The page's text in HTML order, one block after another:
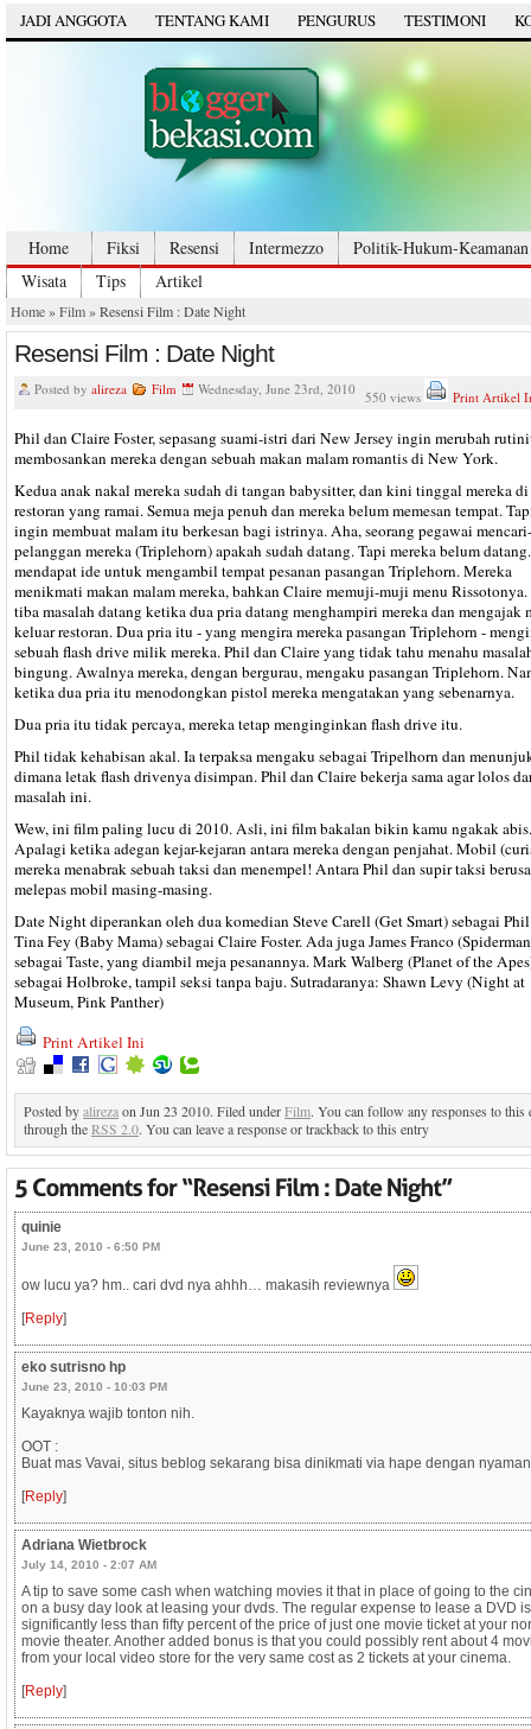
JADI ANGGOTA TENTANG KAMI PENGURUS TESTIMONI
Home Fiksi Resensi Intermezzo
Politik-Hukum-Keamanan
Wisata
Tips Artikel
Home»Film» Resensi Film : Date Night
Resensi Film : Date Night
Posted by alireza Film Wednesday, June 23rd, 2010 550 views Print Artikel
Phil dan Claire Foster, sepasang suami-istri dari New Jersey ingin merubah
membosankan mereka dengan sebuah makan malam romantis di New York.
Kedua anak nakal mereka sudah di tangan babysitter, dan kini tinggal mereka di
restoran yang ramai. Semua meja penuh dan mereka belum memesan tempat.
ingin membuat malam itu berkesan bagi istrinya. Aha, seorang pegawai
pelanggan mereka (Triplehorn) apakah sudah datang. Tapi mereka belum
mendapat ide untuk mengambil tempat pesanan pasangan Triplehorn. Mereka
menikmati makan malam mereka, bahkan Claire memuji-muji menu
tiba masalah datang ketika dua pria datang menghampiri mereka dan mengajak
keluar restoran. Dua pria itu - yang mengira mereka pasangan Triplehorn -
sebuah flash drive milik mereka. Phil dan Claire yang tidak tahu menahu
bingung. Awalnya mereka, dengan bergurau, mengaku pasangan Triplehorn.
ketika dua pria itu menodongkan pistol mereka mengatakan yang sebenarnya.
Dua pria itu tidak percaya, mereka tetap menginginkan flash drive itu.
Phil tidak kehabisan akal. Ia terpaksa mengaku sebagai Tripelhorn dan
dimana letak flash drivenya disimpan. Phil dan Claire bekerja sama agar lolos
masalah ini.
Wew, ini film paling lucu di 2010. Asli, ini film bakalan bikin kamu ngakak abis.
Apalagi ketika adegan kejar-kejaran antara mereka dengan penjahat. Mobil
mereka menabrak sebuah taksi dan menempel! Antara Phil dan supir taksi
melepas mobil masing-masing.
Date Night diperankan oleh dua komedian Steve Carell (Get Smart) sebagai Phil
Tina Fey (Baby Mama) sebagai Claire Foster. Ada juga James Franco
sebagai Taste, yang diambil meja pesanannya. Mark Walberg (Planet of the
sebagai Holbroke, tampil seksi tanpa baju. Sutradaranya: Shawn Levy (Night at
Museum, Pink Panther)
Print Artikel Ini
Posted byalirezaon Jun 23 2010. Filed underFilm. You can follow any responses to this
through theRSS 2.0. You can leave a response or trackback to this entry
quinie
June 23, 2010 - 6:50 PM
ow lucu ya? hm.. cari dvd nya ahhh… makasih reviewnya
[Reply]
eko sutrisno hp
June 23, 2010 - 10:03 PM
Kayaknya wajib tonton nih.
OOT :
Buat mas Vavai, situs beblog sekarang bisa dinikmati via hape dengan
[Reply]
Adriana Wietbrock
July 14, 2010 - 2:07 AM
A tip to save some cash when watching movies it that in place of going to the
on a busy day look at leasing your dvds. The regular expense to lease a DVD is
significantly less than fifty percent of the price of just one movie ticket at your
movie theater. Another added bonus is that you could possibly rent about 4
from your local video store for the very same cost as 2 tickets at your cinema.
[Reply]